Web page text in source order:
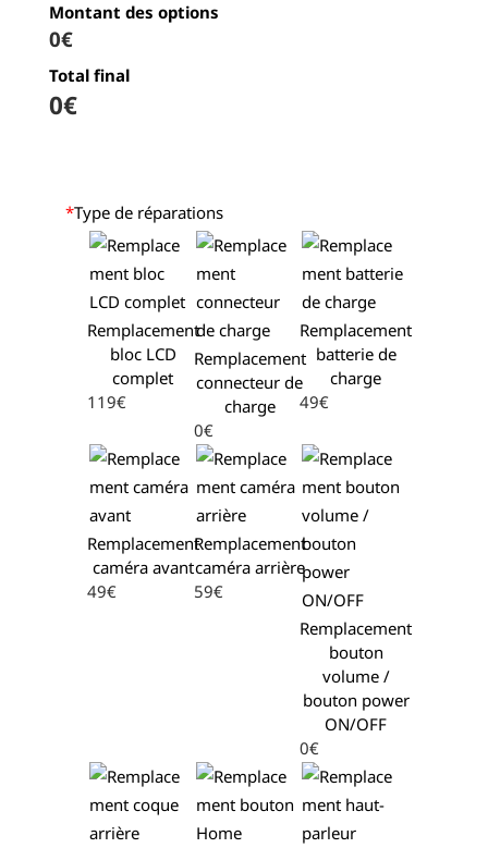
Montant des options
0€
Total final
0€
*Type de réparations
Remplacement
bloc LCD
complet
119€
Remplacement
connecteur de
charge
0€
Remplacement
batterie de
charge
49€
Remplacement
caméra avant
49€
Remplacement
caméra arrière
59€
Remplacement
bouton
volume /
bouton power
ON/OFF
0€